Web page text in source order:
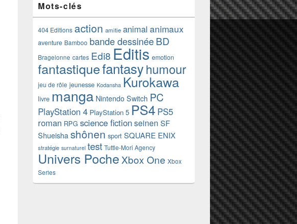
Mots-clés
404 Editions action amitie animal animaux
aventure Bamboo bande dessinéeBD
Bragelonne cartes Edi8 Editis emotion
fantastiquefantasyhumour
jeu de rôle jeunesse Kodansha Kurokawa
livre manga Nintendo Switch PC
PlayStation 4 PlayStation 5 PS4 PS5
roman RPG science fictionseinen SF
Shueisha shônen sport SQUARE ENIX
stratégie surnaturel test Tuttle-Mori Agency
Univers Poche Xbox One Xbox
Series